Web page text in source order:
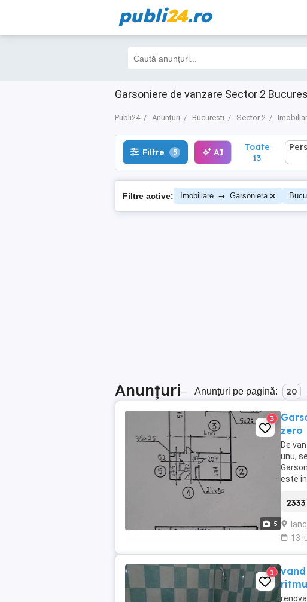
publi24.ro
Garsoniere de vanzare Sector 2
Publi24 Anunțuri Bucuresti Sector 2
Filtre 5 AI
Filtre 5 AI Toate
13
Filtre active: Imobiliare → Garsoniera
Anunțuri– Anunțuri pe pagină: 20
5
3
zero
De
unu,
este
13
1